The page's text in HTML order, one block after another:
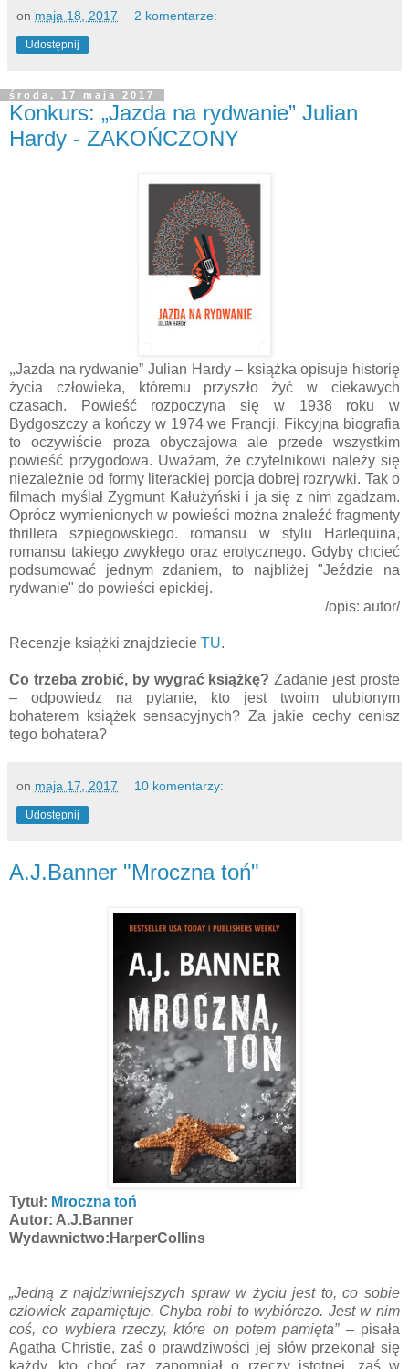
on maja 18, 2017 2 komentarze:
Udostępnij
środa, 17 maja 2017
Konkurs: „Jazda na rydwanie” Julian
Hardy - ZAKOŃCZONY
„Jazda na rydwanie” Julian Hardy – książka opisuje historię
życia człowieka, któremu przyszło żyć w ciekawych
czasach. Powieść rozpoczyna się w 1938 roku w
Bydgoszczy a kończy w 1974 we Francji. Fikcyjna biografia
to oczywiście proza obyczajowa ale przede wszystkim
powieść przygodowa. Uważam, że czytelnikowi należy się
niezależnie od formy literackiej porcja dobrej rozrywki. Tak o
filmach myślał Zygmunt Kałużyński i ja się z nim zgadzam.
Oprócz wymienionych w powieści można znaleźć fragmenty
thrillera szpiegowskiego. romansu w stylu Harlequina,
romansu takiego zwykłego oraz erotycznego. Gdyby chcieć
podsumować jednym zdaniem, to najbliżej "Jeździe na
rydwanie" do powieści epickiej.
/opis: autor/
Recenzje książki znajdziecie TU.
Co trzeba zrobić, by wygrać książkę?Zadanie jest proste
– odpowiedz na pytanie, kto jest twoim ulubionym
bohaterem książek sensacyjnych? Za jakie cechy cenisz
tego bohatera?
on maja 17, 2017 10 komentarzy:
Udostępnij
A.J.Banner "Mroczna toń"
Tytuł: Mroczna toń
Autor: A.J.Banner
Wydawnictwo:HarperCollins
„Jedną z najdziwniejszych spraw w życiu jest to, co sobie
człowiek zapamiętuje. Chyba robi to wybiórczo. Jest w nim
coś, co wybiera rzeczy, które on potem pamięta” – pisała
Agatha Christie, zaś o prawdziwości jej słów przekonał się
każdy, kto choć raz zapomniał o rzeczy istotnej, zaś w